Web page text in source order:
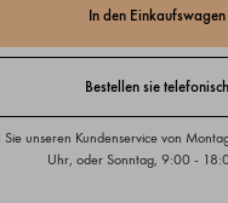
In den Einkaufswagen
Bestellen sie telefonisch
Sie unseren Kundenservice von
Uhr, oder Sonntag, 9:00 -